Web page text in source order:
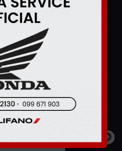
clientes